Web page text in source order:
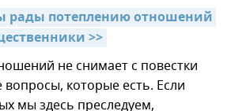
рады потеплению отношений
>>
не снимает с повестки
которые есть. Если
мы здесь преследуем,